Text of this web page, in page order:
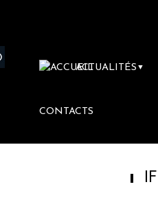
ACTUALITÉS ▼
CONTACTS
IFTM :